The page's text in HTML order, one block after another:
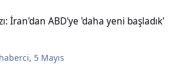
İran'dan ABD'ye 'daha yeni başladık'
, 5 Mayıs